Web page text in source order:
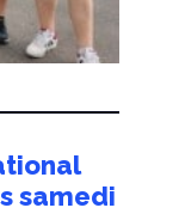
samedi